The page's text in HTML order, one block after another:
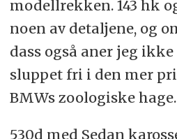
modellrekken. 143 hk
noen av detaljene, og
dass også aner jeg
sluppet fri i den mer
BMWs zoologiske hage.
530d med Sedan